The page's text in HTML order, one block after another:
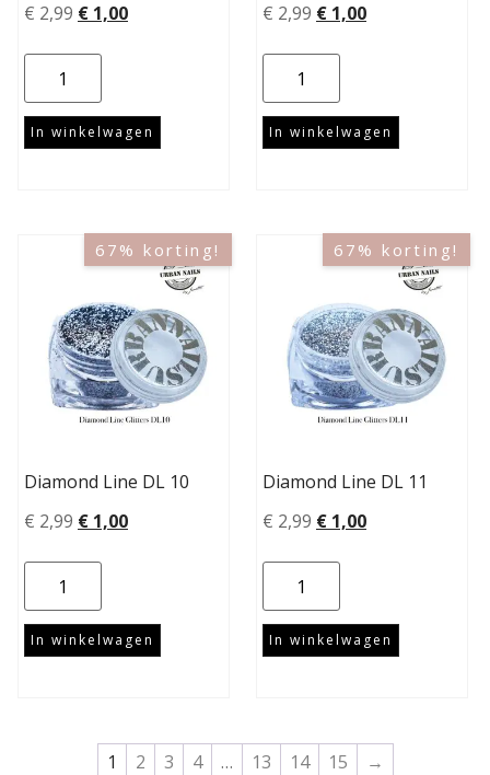
€ 2,99 € 1,00
In winkelwagen
€ 2,99 € 1,00
In winkelwagen
67% korting!
Diamond Line DL 10
€ 2,99 € 1,00
In winkelwagen
67% korting!
Diamond Line DL 11
€ 2,99 € 1,00
In winkelwagen
1 2 3 4 … 13 14 15 →